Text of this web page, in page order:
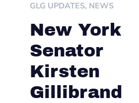
GLG UPDATES, NEWS
New York
Senator
Kirsten
Gillibrand